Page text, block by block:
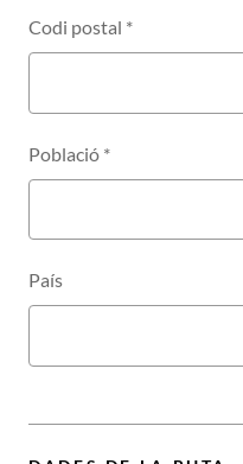
Codi postal *
Població *
País